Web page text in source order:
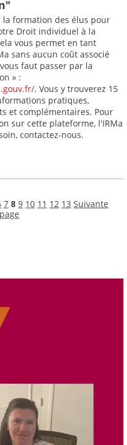
la formation des élus pour
Droit individuel à la
vous permet en tant
sans aucun coût associé
faut passer par la
» :
. Vous y trouverez 15
pratiques,
et complémentaires. Pour
sur cette plateforme, l'IRMa
contactez-nous.
7 8 9 10 11 12 13 Suivante